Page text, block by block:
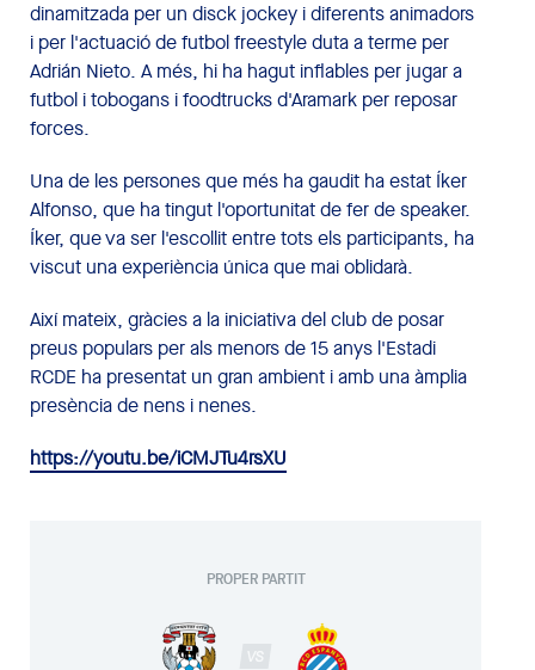
dinamitzada per un disck jockey i diferents animadors
i per l'actuació de futbol freestyle duta a terme per
Adrián Nieto. A més, hi ha hagut inflables per jugar a
futbol i tobogans i foodtrucks d'Aramark per reposar
forces.
Una de les persones que més ha gaudit ha estat Íker
Alfonso, que ha tingut l'oportunitat de fer de speaker.
Íker, que va ser l'escollit entre tots els participants, ha
viscut una experiència única que mai oblidarà.
Així mateix, gràcies a la iniciativa del club de posar
preus populars per als menors de 15 anys l'Estadi
RCDE ha presentat un gran ambient i amb una àmplia
presència de nens i nenes.
https://youtu.be/iCMJTu4rsXU
PROPER PARTIT
VS